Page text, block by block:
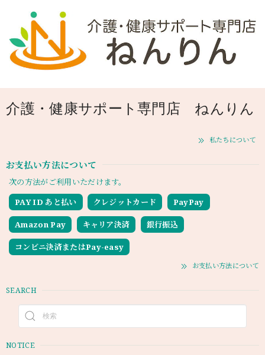
介護・健康サポート専門店 ねんりん
私たちについて
お支払い方法について
次の方法がご利用いただけます。
PAY ID あと払い
クレジットカード PayPay
Amazon Pay キャリア決済 銀行振込
コンビニ決済またはPay-easy
お支払い方法について
SEARCH
NOTICE